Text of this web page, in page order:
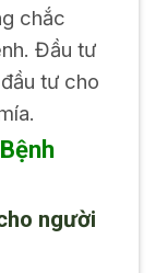
chắc
Đầu tư
tư cho
người